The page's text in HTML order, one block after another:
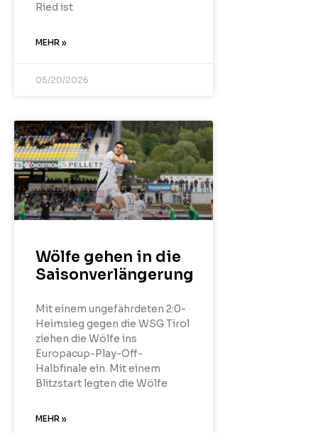
Ried ist
MEHR »
05/20/2026
Wölfe gehen in die
Saisonverlängerung
Mit einem ungefährdeten 2:0-
Heimsieg gegen die WSG Tirol
ziehen die Wölfe ins
Europacup-Play-Off-
Halbfinale ein. Mit einem
Blitzstart legten die Wölfe
MEHR »